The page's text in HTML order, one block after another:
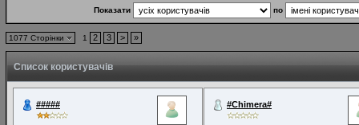
Показати по
1077 Сторінки 1 2 3 > »
Список користувачів
##### #Chimera#